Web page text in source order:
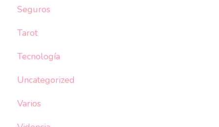
Seguros
Tarot
Tecnología
Uncategorized
Varios